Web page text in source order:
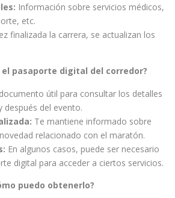
Información sobre servicios médicos,
etc.
finalizada la carrera, se actualizan los
el pasaporte digital del corredor?
útil para consultar los detalles
después del evento.
Te mantiene informado sobre
relacionado con el maratón.
En algunos casos, puede ser necesario
digital para acceder a ciertos servicios.
puedo obtenerlo?